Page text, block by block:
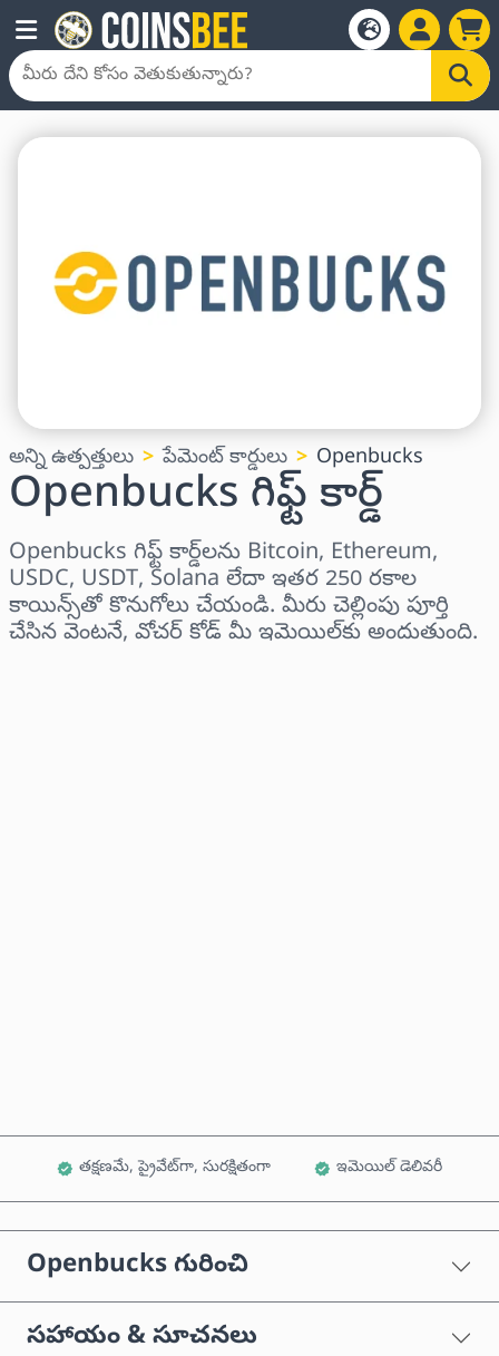
అన్ని ఉత్పత్తులు పేమెంట్ కార్డులు Openbucks
Openbucks గిఫ్ట్ కార్డ్
Openbucks గిఫ్ట్ కార్డ్‌లను Bitcoin, Ethereum,
USDC, USDT, Solana లేదా ఇతర 250 రకాల
కాయిన్స్‌తో కొనుగోలు చేయండి. మీరు చెల్లింపు పూర్తి
చేసిన వెంటనే, వోచర్ కోడ్ మీ ఇమెయిల్‌కు అందుతుంది.
తక్షణమే, ప్రైవేట్‌గా, సురక్షితంగా ఇమెయిల్ డెలివరీ
Openbucks గురించి
సహాయం & సూచనలు